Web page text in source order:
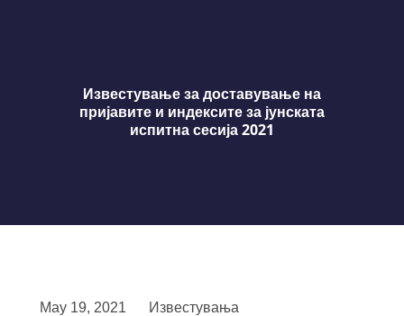
Известување за доставување на
пријавите и индексите за јунската
испитна сесија 2021
May 19, 2021 Известувања